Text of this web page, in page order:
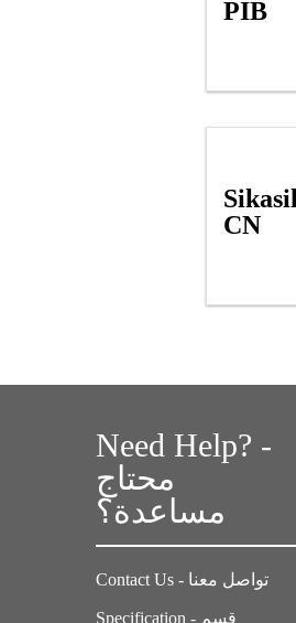
PIB
CN
Need Help? -
محتاج
مساعدة؟
Contact Us - تواصل معنا
Specification - قسم